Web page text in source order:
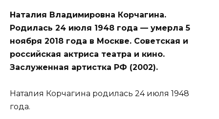
Наталия Владимировна Корчагина.
Родилась 24 июля 1948 года — умерла 5
ноября 2018 года в Москве. Советская и
российская актриса театра и кино.
Заслуженная артистка РФ (2002).
Наталия Корчагина родилась 24 июля 1948
года.